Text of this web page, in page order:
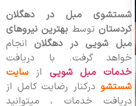
شستشوی مبل در دهگلان
کردستانتوسط بهترین نیروهای
مبل شویی در دهگلانانجام
خواهد گرفت. با دریافت
خدمات مبل شوییاز سایت
شستشودرکنار رضایت کامل از
دریافت خدمات ، میتوانید